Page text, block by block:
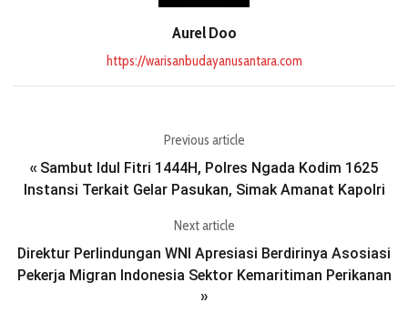
Aurel Doo
https://warisanbudayanusantara.com
Previous article
« Sambut Idul Fitri 1444H, Polres Ngada Kodim 1625
Instansi Terkait Gelar Pasukan, Simak Amanat Kapolri
Next article
Direktur Perlindungan WNI Apresiasi Berdirinya Asosiasi
Pekerja Migran Indonesia Sektor Kemaritiman Perikanan
»